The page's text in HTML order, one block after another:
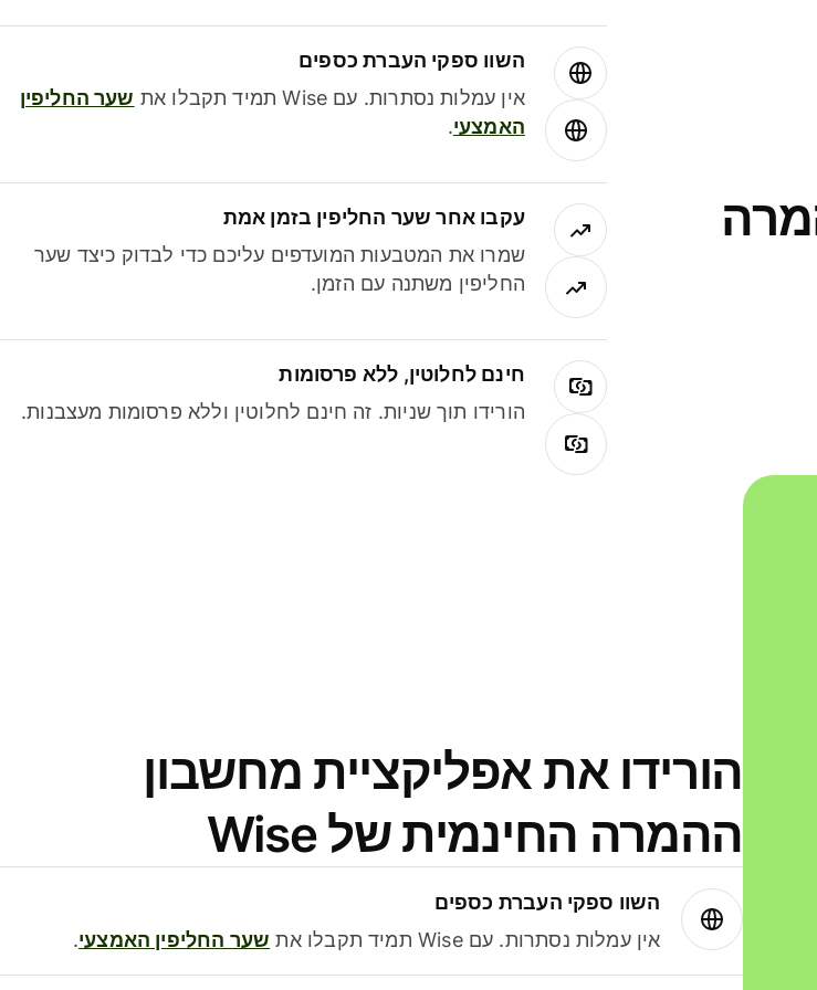
השוו ספקי העברת כספים
אין עמלות נסתרות. עם Wise תמיד תקבלו את
שער החליפין
האמצעי.
עקבו אחר שער החליפין בזמן אמת
שמרו את המטבעות המועדפים עליכם כדי לבדוק כיצד שער
החליפין משתנה עם הזמן.
חינם לחלוטין, ללא פרסומות
הורידו תוך שניות. זה חינם לחלוטין וללא פרסומות מעצבנות.
הורידו את אפליקציית מחשבון
ההמרה החינמית של Wise
השוו ספקי העברת כספים
אין עמלות נסתרות. עם Wise תמיד תקבלו את
שער החליפין האמצעי.